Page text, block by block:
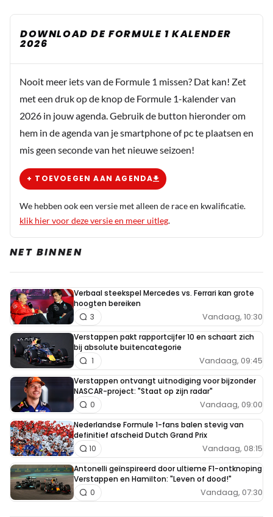
DOWNLOAD DE FORMULE 1 KALENDER
2026
Nooit meer iets van de Formule 1 missen? Dat kan! Zet
met een druk op de knop de Formule 1-kalender van
2026 in jouw agenda. Gebruik de button hieronder om
hem in de agenda van je smartphone of pc te plaatsen en
mis geen seconde van het nieuwe seizoen!
+ TOEVOEGEN AAN AGENDA
We hebben ook een versie met alleen de race en kwalificatie.
klik hier voor deze versie en meer uitleg.
NET BINNEN
Verbaal steekspel Mercedes vs. Ferrari kan grote
hoogten bereiken
Vandaag, 10:30
3
Verstappen pakt rapportcijfer 10 en schaart zich
bij absolute buitencategorie
Vandaag, 09:45
1
Verstappen ontvangt uitnodiging voor bijzonder
NASCAR-project: "Staat op zijn radar"
Vandaag, 09:00
0
Nederlandse Formule 1-fans balen stevig van
definitief afscheid Dutch Grand Prix
Vandaag, 08:15
10
Antonelli geïnspireerd door ultieme F1-ontknoping
Verstappen en Hamilton: "Leven of dood!"
Vandaag, 07:30
0